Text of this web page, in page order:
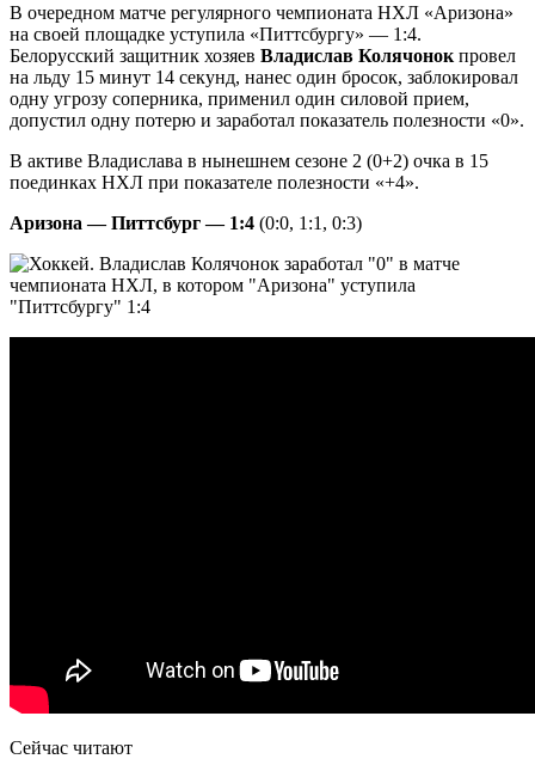
В очередном матче регулярного чемпионата НХЛ «Аризона»
на своей площадке уступила «Питтсбургу» — 1:4.
Белорусский защитник хозяев Владислав Колячонок провел
на льду 15 минут 14 секунд, нанес один бросок, заблокировал
одну угрозу соперника, применил один силовой прием,
допустил одну потерю и заработал показатель полезности «0».
В активе Владислава в нынешнем сезоне 2 (0+2) очка в 15
поединках НХЛ при показателе полезности «+4».
Аризона — Питтсбург — 1:4 (0:0, 1:1, 0:3)
Сейчас читают